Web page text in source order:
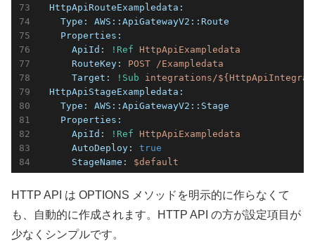
  HttpApiRouteExampledata:
    Type:
AWS::ApiGatewayV2::Route
    Properties:
      ApiId:
!Ref
HttpApiExampledata
      RouteKey:
POST
/Exampledata
      Target:
!Sub
integrations/
  HttpApiStageExampledata:
    Type:
AWS::ApiGatewayV2::Stage
    Properties:
      ApiId:
!Ref
HttpApiExampledata
      AutoDeploy:
true
      StageName:
$default
HTTP API は OPTIONS メソッドを明示的に作らなくて
も、自動的に作成されます。HTTP API の方が設定項目が
少なくシンプルです。